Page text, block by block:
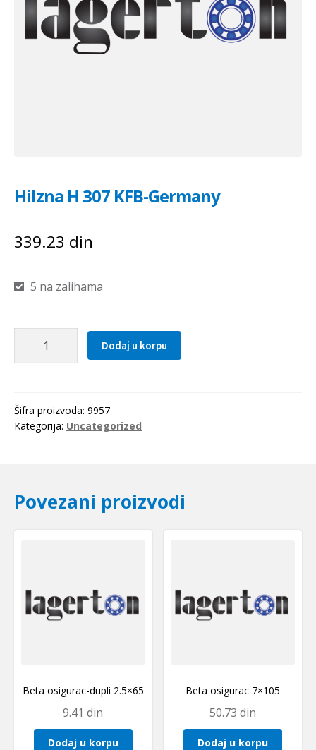
Hilzna H 307 KFB-Germany
339.23 din
5 na zalihama
Germany
količina
Dodaj u korpu
Šifra proizvoda: 9957
Kategorija: Uncategorized
Povezani proizvodi
Beta osigurac-dupli 2.5×65
9.41din
Dodaj u korpu
Beta osigurac 7×105
50.73din
Dodaj u korpu